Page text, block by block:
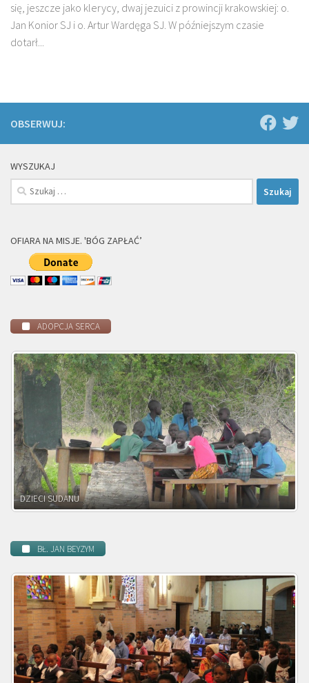
się, jeszcze jako klerycy, dwaj jezuici z prowincji krakowskiej: o.
Jan Konior SJ i o. Artur Wardęga SJ. W późniejszym czasie
dotarł...
OBSERWUJ:
WYSZUKAJ
Szukaj:
OFIARA NA MISJE. 'BÓG ZAPŁAĆ’
ADOPCJA SERCA
DZIECI ZAMBII
BŁ. JAN BEYZYM